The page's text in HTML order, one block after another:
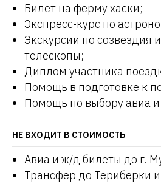
Билет на ферму хаски;
Экспресс-курс по
Экскурсии по созвездия
телескопы;
Диплом участника
Помощь в подготовке к
Помощь по выбору авиа
НЕ ВХОДИТ В СТОИМОСТЬ
Авиа и ж/д билеты до г.
Трансфер до Териберки